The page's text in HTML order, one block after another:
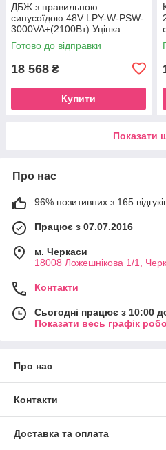
ДБЖ з правильною
синусоїдою 48V LPY-W-PSW-
3000VA+(2100Вт) Уцінка
Готово до відправки
18 568 ₴
Купити
Показати
Про нас
96% позитивних з 165
Працює з 07.07.2016
м. Черкаси
18008 Ложешнікова 1/1,
Контакти
Сьогодні працює з 10:00
Показати весь графік
Про нас
Контакти
Доставка та оплата